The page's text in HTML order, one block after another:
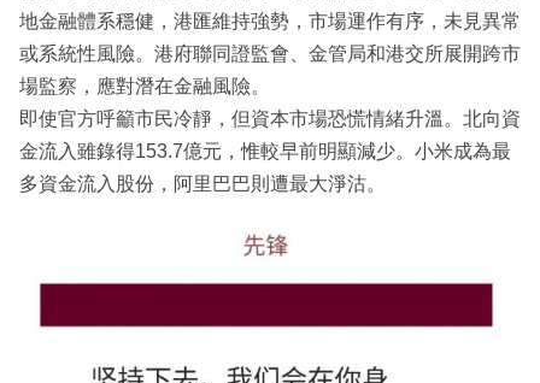
地金融體系穩健，港匯維持強勢，市場運作有序，未見異常
或系統性風險。港府聯同證監會、金管局和港交所展開跨市
場監察，應對潛在金融風險。
即使官方呼籲市民冷靜，但資本市場恐慌情緒升溫。北向資
金流入雖錄得153.7億元，惟較早前明顯減少。小米成為最
多資金流入股份，阿里巴巴則遭最大淨沽。